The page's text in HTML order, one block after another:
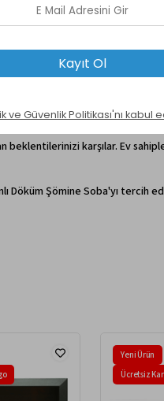
tercihtir. Bu özel tasarım
tutarken, şıklığından ödün
beklentilerinizi karşılar. Ev
Döküm Şömine Soba'yı
Yeni Ürün
Ücretsiz